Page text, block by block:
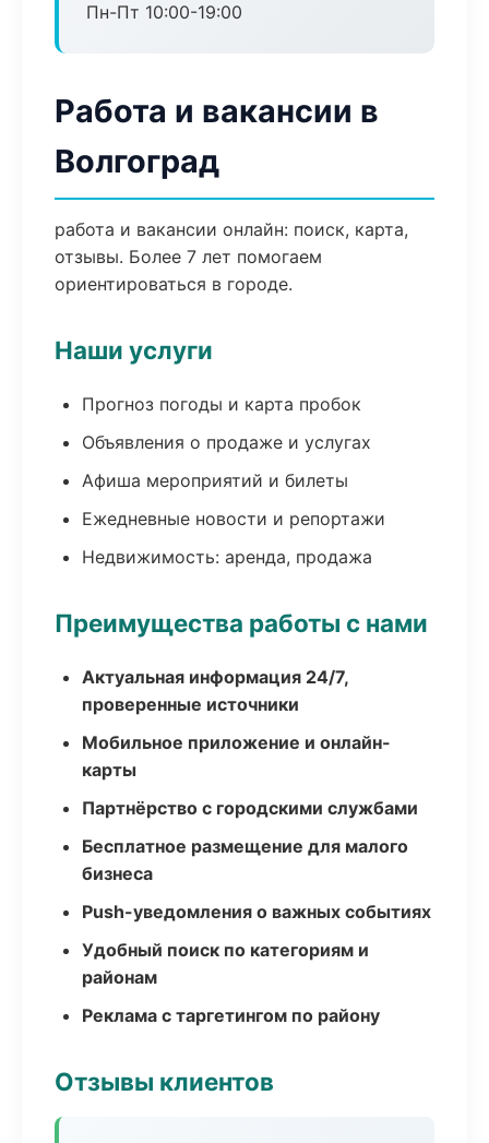
Пн-Пт 10:00-19:00
Работа и вакансии в
Волгоград
работа и вакансии онлайн: поиск, карта,
отзывы. Более 7 лет помогаем
ориентироваться в городе.
Наши услуги
Прогноз погоды и карта пробок
Объявления о продаже и услугах
Афиша мероприятий и билеты
Ежедневные новости и репортажи
Недвижимость: аренда, продажа
Преимущества работы с нами
Актуальная информация 24/7,
проверенные источники
Мобильное приложение и онлайн-
карты
Партнёрство с городскими службами
Бесплатное размещение для малого
бизнеса
Push-уведомления о важных событиях
Удобный поиск по категориям и
районам
Реклама с таргетингом по району
Отзывы клиентов